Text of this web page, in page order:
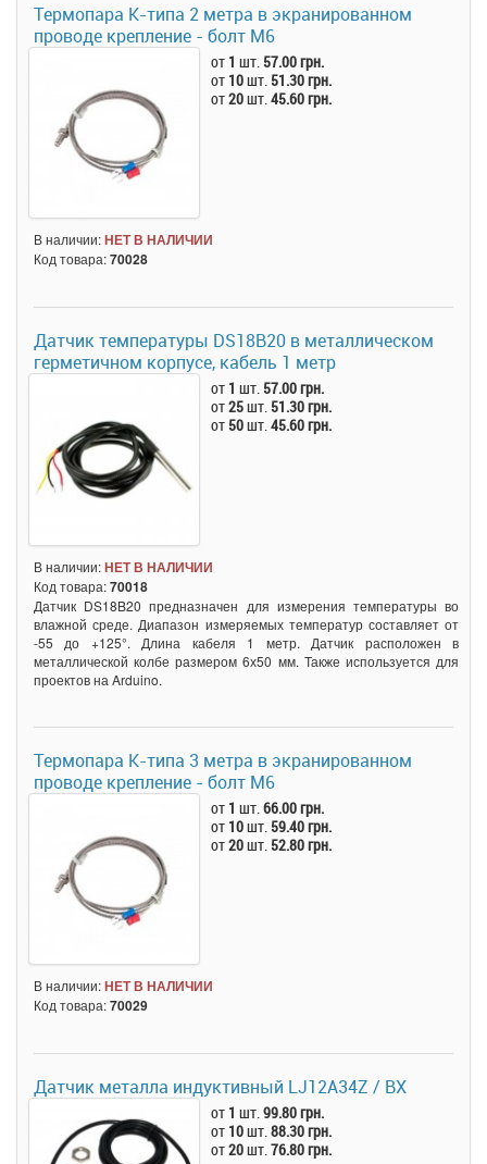
Термопара K-типа 2 метра в экранированном
проводе крепление - болт М6
от 1 шт. 57.00 грн.
от 10шт. 51.30 грн.
от20шт.45.60 грн.
В наличии:НЕТ В НАЛИЧИИ
Код товара:70028
Датчик температуры DS18B20 в металлическом
герметичном корпусе, кабель 1 метр
от 1 шт. 57.00 грн.
от25шт. 51.30 грн.
от 50шт.45.60 грн.
В наличии:НЕТ В НАЛИЧИИ
Код товара:70018
Датчик DS18B20 предназначен для измерения температуры во
влажной среде. Диапазон измеряемых температур составляет от
-55 до +125°. Длина кабеля 1 метр. Датчик расположен в
металлической колбе размером 6х50 мм. Также используется для
проектов на Arduino.
Термопара K-типа 3 метра в экранированном
проводе крепление - болт М6
от 1 шт.66.00 грн.
от 10шт. 59.40 грн.
от20шт. 52.80 грн.
В наличии:НЕТ В НАЛИЧИИ
Код товара:70029
Датчик металла индуктивный LJ12A34Z / BX
от 1 шт.99.80 грн.
от 10шт.88.30 грн.
от20шт.76.80 грн.